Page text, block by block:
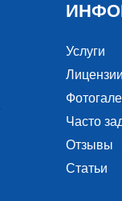
Услуги
Лицензии
Часто
Отзывы
Статьи